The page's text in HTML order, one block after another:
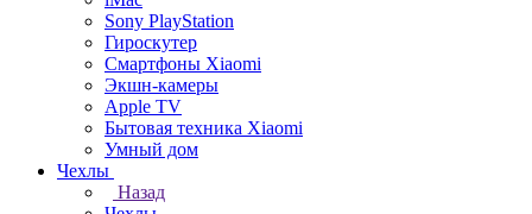
Sony PlayStation
Гироскутер
Смартфоны Xiaomi
Экшн-камеры
Apple TV
Бытовая техника Xiaomi
Умный дом
Чехлы
Назад